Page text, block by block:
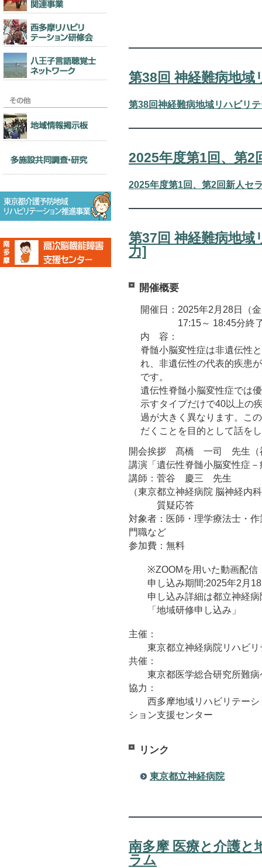
第38回 神経難病地
第38回神経難病地域リハビリ
2025年度第1回、第2
2025年度第1回、第2回新人セ
第37回 神経難病地
力]
開催概要
開催日：2025年2月28日（
17:15～ 18:45分終了
内 容：
脊髄小脳変性症は非遺伝性
れ、非遺伝性の代表的疾患
です。
遺伝性脊髄小脳変性症では
示すタイプだけで40以上の
過が大きく異なります。こ
だくことを目的として話を
開会挨拶 髙橋 一司 先生（
講演「遺伝性脊髄小脳変性症
講師：菅谷 慶三 先生
（東京都立神経病院 脳神経内
質疑応答
対象者：医師・理学療法士・
門職など
参加費：無料
※ZOOMを用いた動画配信
申し込み期間:2025年2月18
申し込み詳細は都立神経病
「地域研修申し込み」
主催：
東京都立神経病院リハビリ
共催：
東京都医学総合研究所難病
協力：
西多摩地域リハビリテーシ
ション支援センター
リンク
東京都立神経病院
南多摩 医療と介護
ラム